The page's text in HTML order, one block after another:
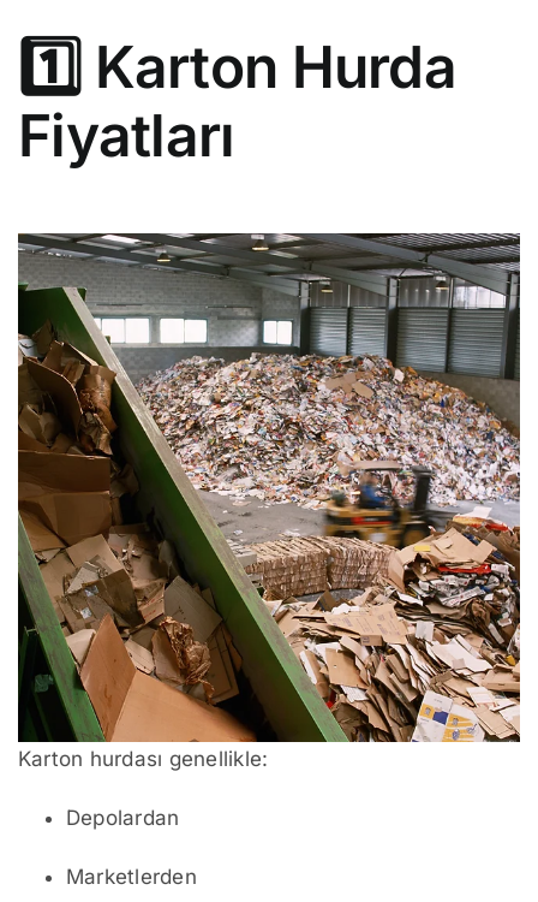
1️⃣ Karton Hurda
Fiyatları
Karton hurdası genellikle:
Depolardan
Marketlerden